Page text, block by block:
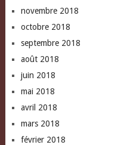
novembre 2018
octobre 2018
septembre 2018
août 2018
juin 2018
mai 2018
avril 2018
mars 2018
février 2018